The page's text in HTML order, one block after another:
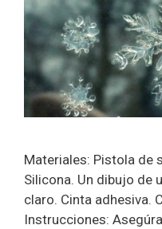
Materiales: Pistola de
Silicona. Un dibujo de
claro. Cinta adhesiva.
Instrucciones: